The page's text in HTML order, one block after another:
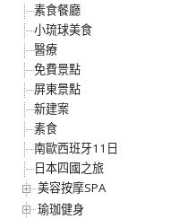
素食餐廳
小琉球美食
醫療
免費景點
屏東景點
新建案
素食
南歐西班牙11日
日本四國之旅
美容按摩SPA
瑜珈健身